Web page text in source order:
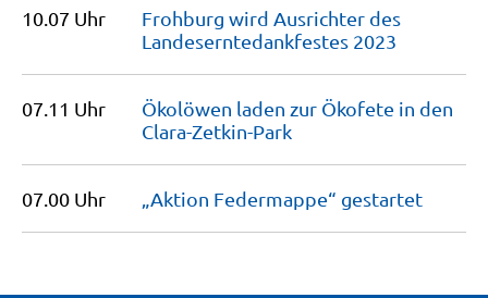
10.07 Uhr
Frohburg wird Ausrichter des
Landeserntedankfestes 2023
07.11 Uhr
Ökolöwen laden zur Ökofete in den
Clara-Zetkin-Park
07.00 Uhr „Aktion Federmappe“ gestartet